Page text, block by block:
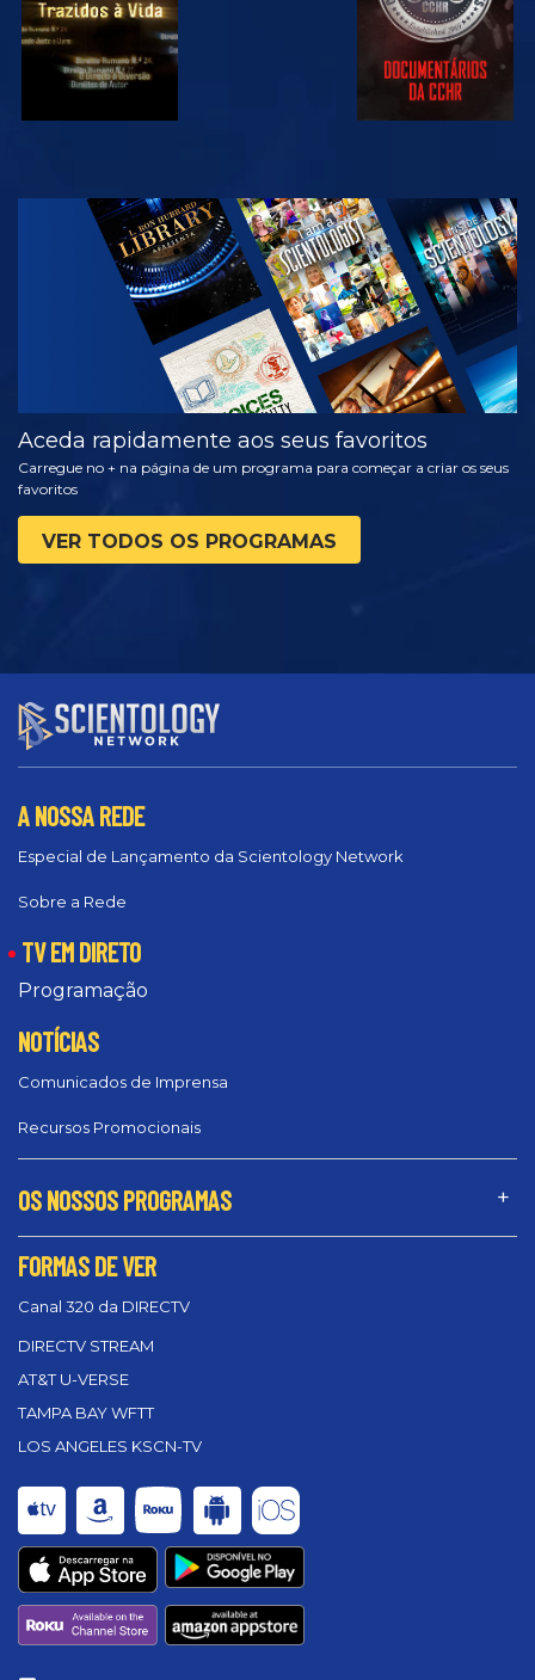
VER
EXPLORAR A
SÉRIE
Aceda rapidamente aos seus favoritos
Carregue no + na página de um programa para começar a criar os seus
favoritos
VER TODOS OS PROGRAMAS
A NOSSA REDE
Especial de Lançamento da Scientology Network
Sobre a Rede
TV EM DIRETO
Programação
NOTÍCIAS
Comunicados de Imprensa
Recursos Promocionais
OS NOSSOS PROGRAMAS
FORMAS DE VER
Canal 320 da DIRECTV
DIRECTV STREAM
AT&T U-VERSE
TAMPA BAY WFTT
LOS ANGELES KSCN-TV